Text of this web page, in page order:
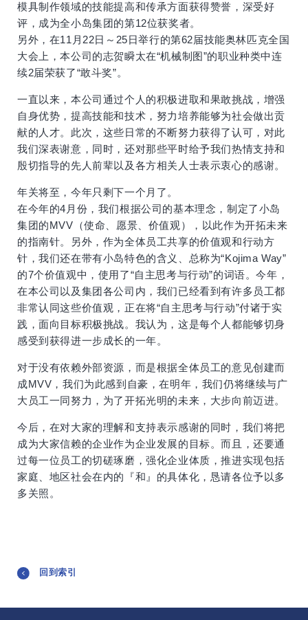
模具制作领域的技能提高和传承方面获得赞誉，深受好
评，成为全小岛集团的第12位获奖者。
另外，在11月22日～25日举行的第62届技能奥林匹克全国
大会上，本公司的志贺瞬太在“机械制图”的职业种类中连
续2届荣获了“敢斗奖”。
一直以来，本公司通过个人的积极进取和果敢挑战，增强
自身优势，提高技能和技术，努力培养能够为社会做出贡
献的人才。此次，这些日常的不断努力获得了认可，对此
我们深表谢意，同时，还对那些平时给予我们热情支持和
殷切指导的先人前辈以及各方相关人士表示衷心的感谢。
年关将至，今年只剩下一个月了。
在今年的4月份，我们根据公司的基本理念，制定了小岛
集团的MVV（使命、愿景、价值观），以此作为开拓未来
的指南针。另外，作为全体员工共享的价值观和行动方
针，我们还在带有小岛特色的含义、总称为“Kojima Way”
的7个价值观中，使用了“自主思考与行动”的词语。今年，
在本公司以及集团各公司内，我们已经看到有许多员工都
非常认同这些价值观，正在将“自主思考与行动”付诸于实
践，面向目标积极挑战。我认为，这是每个人都能够切身
感受到获得进一步成长的一年。
对于没有依赖外部资源，而是根据全体员工的意见创建而
成MVV，我们为此感到自豪，在明年，我们仍将继续与广
大员工一同努力，为了开拓光明的未来，大步向前迈进。
今后，在对大家的理解和支持表示感谢的同时，我们将把
成为大家信赖的企业作为企业发展的目标。而且，还要通
过每一位员工的切磋琢磨，强化企业体质，推进实现包括
家庭、地区社会在内的『和』的具体化，恳请各位予以多
多关照。
回到索引